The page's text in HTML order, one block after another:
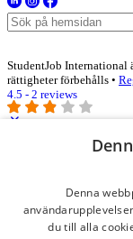
StudentJob
rättigheter förbehålls •
4.5 - 2 reviews
Logga in som
Lösenord
Denna
du till alla